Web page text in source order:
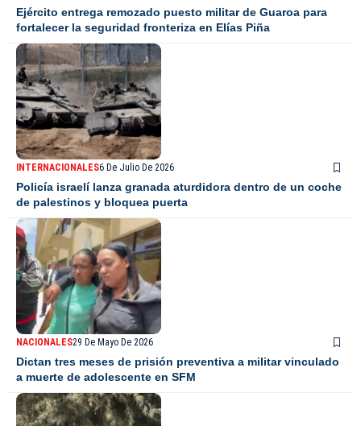
Ejército entrega remozado puesto militar de Guaroa para
fortalecer la seguridad fronteriza en Elías Piña
INTERNACIONALES6 De Julio De 2026
Policía israelí lanza granada aturdidora dentro de un coche
de palestinos y bloquea puerta
NACIONALES29 De Mayo De 2026
Dictan tres meses de prisión preventiva a militar vinculado
a muerte de adolescente en SFM